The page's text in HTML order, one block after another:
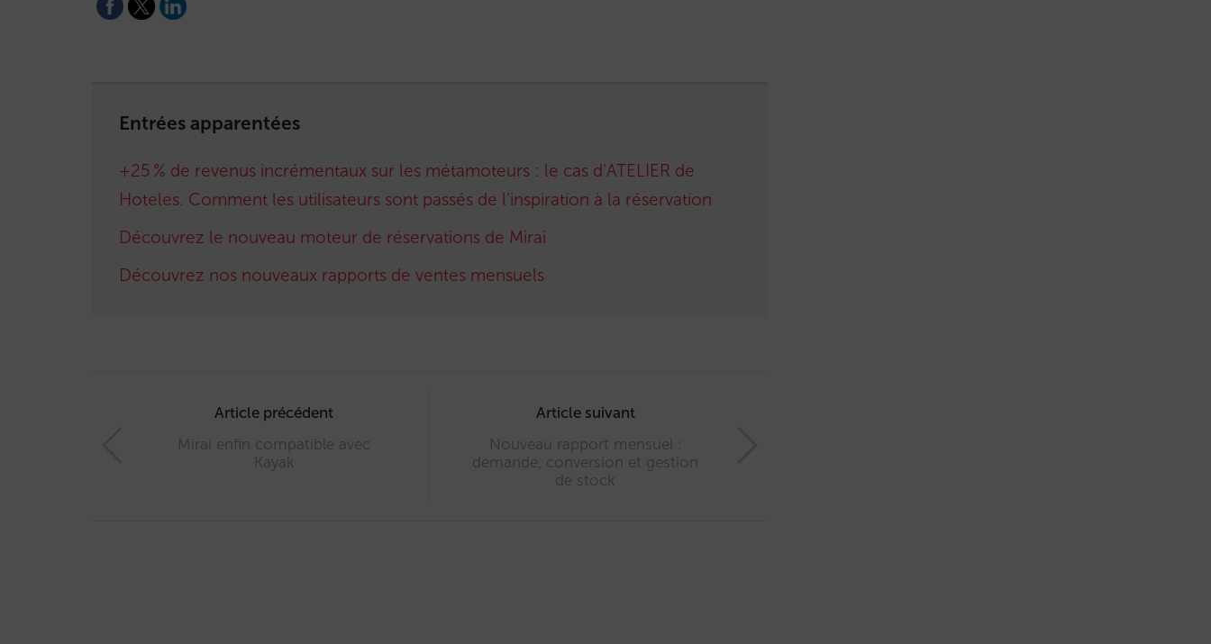
Entrées apparentées
+25 % de revenus incrémentaux sur les métamoteurs : le cas d’ATELIER de
Hoteles. Comment les utilisateurs sont passés de l’inspiration à la réservation
Découvrez le nouveau moteur de réservations de Mirai
Découvrez nos nouveaux rapports de ventes mensuels
Article précédent
Mirai enfin compatible avec
Kayak
Article suivant
Nouveau rapport mensuel :
demande, conversion et gestion
de stock